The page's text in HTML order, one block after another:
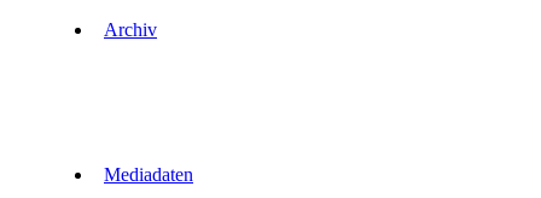
Archiv
Mediadaten